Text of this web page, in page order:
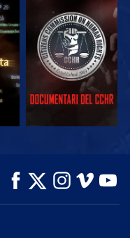
GUARDA
ESPLORA LE
SERIE